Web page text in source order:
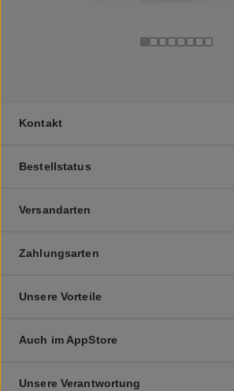
Kontakt
Bestellstatus
Versandarten
Zahlungsarten
Unsere Vorteile
Auch im AppStore
Unsere Verantwortung